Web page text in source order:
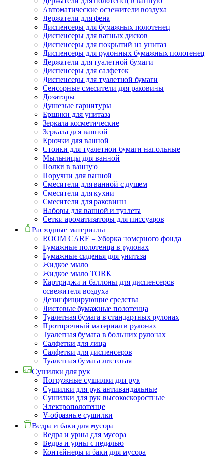
Автоматические освежители воздуха
Держатели для фена
Диспенсеры для бумажных полотенец
Диспенсеры для ватных дисков
Диспенсеры для покрытий на унитаз
Диспенсеры для рулонных бумажных полотенец
Держатели для туалетной бумаги
Диспенсеры для салфеток
Диспенсеры для туалетной бумаги
Сенсорные смесители для раковины
Дозаторы
Душевые гарнитуры
Ершики для унитаза
Зеркала косметические
Зеркала для ванной
Крючки для ванной
Стойки для туалетной бумаги напольные
Мыльницы для ванной
Полки в ванную
Поручни для ванной
Смесители для ванной с душем
Смесители для кухни
Смесители для раковины
Наборы для ванной и туалета
Сетки ароматизаторы для писсуаров
Расходные материалы
ROOM CARE – Уборка номерного фонда
Бумажные полотенца в рулонах
Бумажные сиденья для унитаза
Жидкое мыло
Жидкое мыло TORK
Картриджи и баллоны для диспенсеров
освежителя воздуха
Дезинфицирующие средства
Листовые бумажные полотенца
Туалетная бумага в стандартных рулонах
Протирочный материал в рулонах
Туалетная бумага в больших рулонах
Салфетки для лица
Салфетки для диспенсеров
Туалетная бумага листовая
Сушилки для рук
Погружные сушилки для рук
Сушилки для рук антивандальные
Сушилки для рук высокоскоростные
Электрополотенце
V-образные сушилки
Ведра и баки для мусора
Ведра и урны для мусора
Ведра и урны с педалью
Контейнеры и баки для мусора